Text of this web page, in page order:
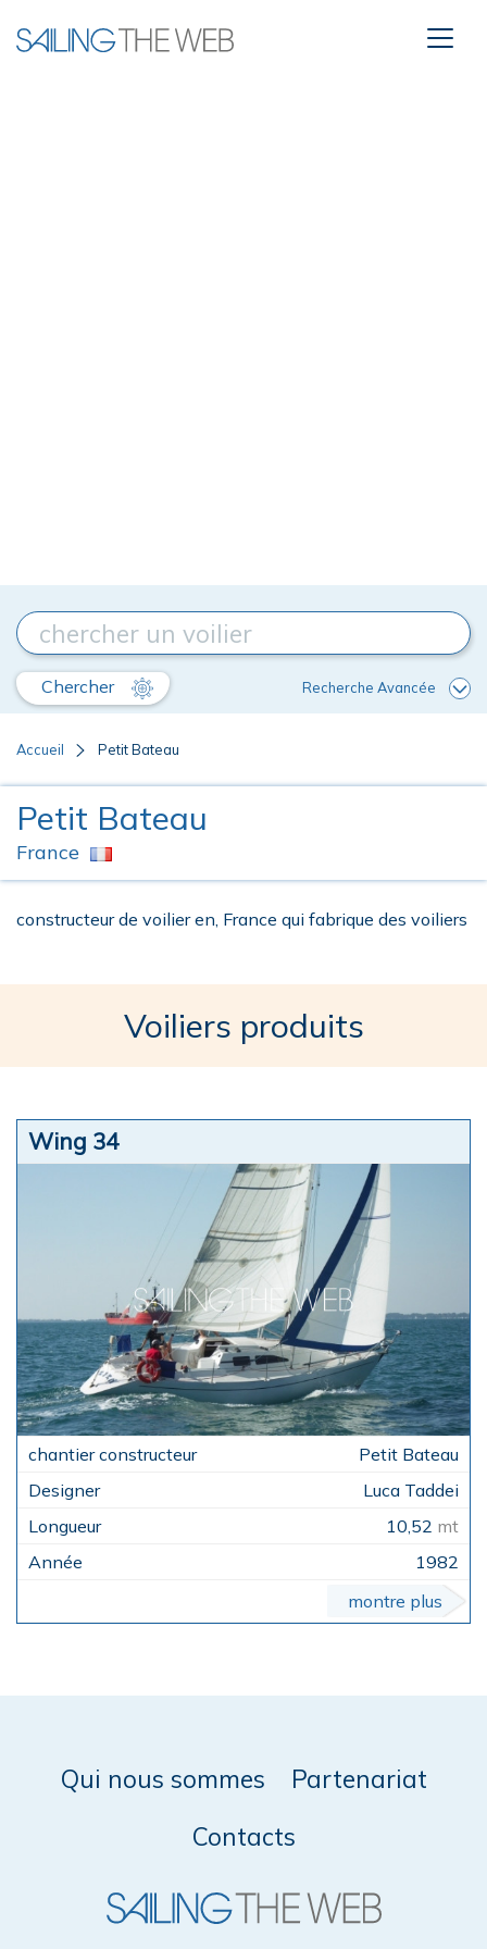
Chercher Recherche Avancée
Accueil Petit Bateau
Petit Bateau
France
constructeur de voilier en, France qui fabrique des voiliers
Voiliers produits
Wing 34
Petit Bateau
Luca Taddei
10,52 mt
1982
montre plus
Qui nous sommes
Partenariat
Contacts